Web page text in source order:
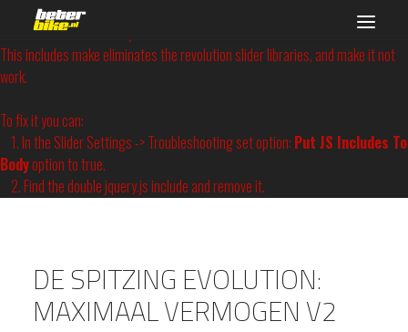
Revolution Slider Error: You have some jquery.js library include that comes
after the revolution files js include.
This includes make eliminates the revolution slider libraries, and make it not
work.
To fix it you can:
1. In the Slider Settings -> Troubleshooting set option: Put JS Includes To
Bodyoption to true.
2. Find the double jquery.js include and remove it.
DE SPITZING EVOLUTION:
MAXIMAAL VERMOGEN V2